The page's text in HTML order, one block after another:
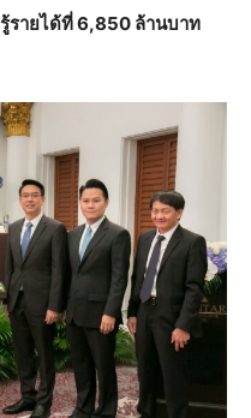
รายได้ที่ 6,850 ล้านบาท